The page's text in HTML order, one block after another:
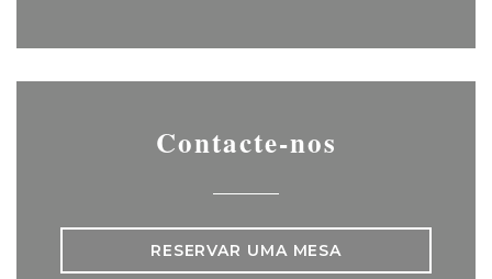
Contacte-nos
RESERVAR UMA MESA